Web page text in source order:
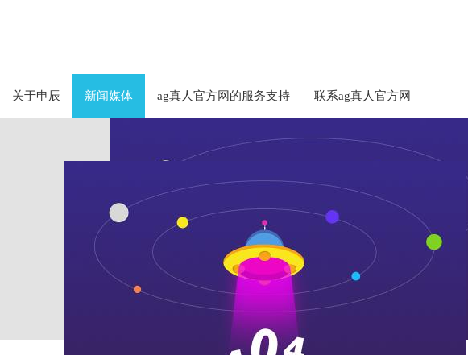
联系ag真人官方网
ag真人官方网的服务支持
新闻媒体
关于申辰